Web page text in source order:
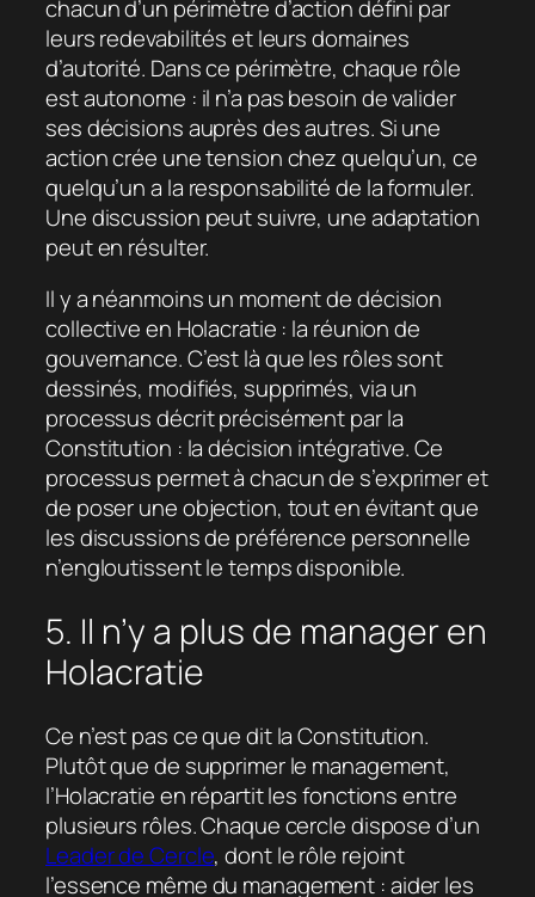
chacun d’un périmètre d’action défini par
leurs redevabilités et leurs domaines
d’autorité. Dans ce périmètre, chaque rôle
est autonome : il n’a pas besoin de valider
ses décisions auprès des autres. Si une
action crée une tension chez quelqu’un, ce
quelqu’un a la responsabilité de la formuler.
Une discussion peut suivre, une adaptation
peut en résulter.
Il y a néanmoins un moment de décision
collective en Holacratie : la réunion de
gouvernance. C’est là que les rôles sont
dessinés, modifiés, supprimés, via un
processus décrit précisément par la
Constitution : la décision intégrative. Ce
processus permet à chacun de s’exprimer et
de poser une objection, tout en évitant que
les discussions de préférence personnelle
n’engloutissent le temps disponible.
5. Il n’y a plus de manager en
Holacratie
Ce n’est pas ce que dit la Constitution.
Plutôt que de supprimer le management,
l’Holacratie en répartit les fonctions entre
plusieurs rôles. Chaque cercle dispose d’un
Leader de Cercle, dont le rôle rejoint
l’essence même du management : aider les